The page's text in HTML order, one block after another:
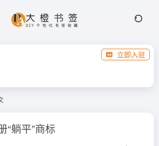
立即入驻
“躺平”商标